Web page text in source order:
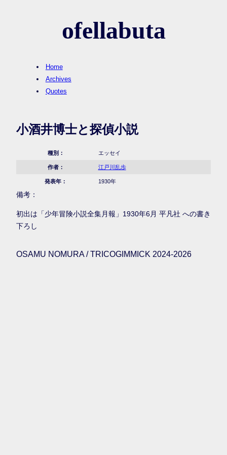
ofellabuta
Home
Archives
Quotes
小酒井博士と探偵小説
種別： エッセイ
作者： 江戸川乱歩
発表年： 1930年
備考：
初出は「少年冒険小説全集月報」1930年6月 平凡社 への書き
下ろし
OSAMU NOMURA / TRICOGIMMICK 2024-2026